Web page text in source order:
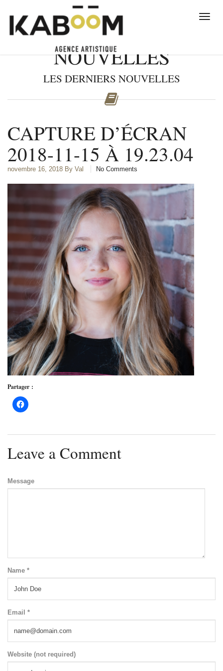
NOUVELLES
LES DERNIERS NOUVELLES
CAPTURE D’ÉCRAN
2018-11-15 À 19.23.04
novembre 16, 2018 By Val No Comments
Partager :
Leave a Comment
Message
Name *
Email *
Website (not required)